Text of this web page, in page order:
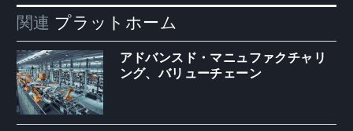
関連 プラットホーム
アドバンスド・マニュファクチャリ
ング、バリューチェーン